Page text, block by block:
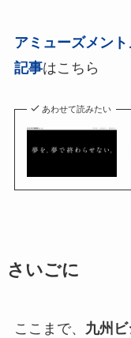
アミューズメン
記事はこちら
あわせて読みたい
さいごに
ここまで、 九州